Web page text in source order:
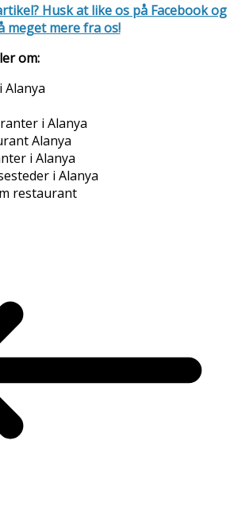
Husk at like os på Facebook og
meget mere fra os!
om:
Alanya
i Alanya
Alanya
i Alanya
i Alanya
restaurant